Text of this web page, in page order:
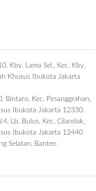
Kby. Lama Sel., Kec. Kby.
Khusus Ibukota Jakarta
Bintaro, Kec. Pesanggrahan,
Ibukota Jakarta 12330.
Lb. Bulus, Kec. Cilandak,
Ibukota Jakarta 12440
Selatan, Banten